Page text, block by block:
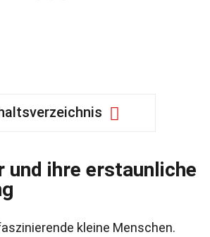
und ihre erstaunliche
kleine Menschen.